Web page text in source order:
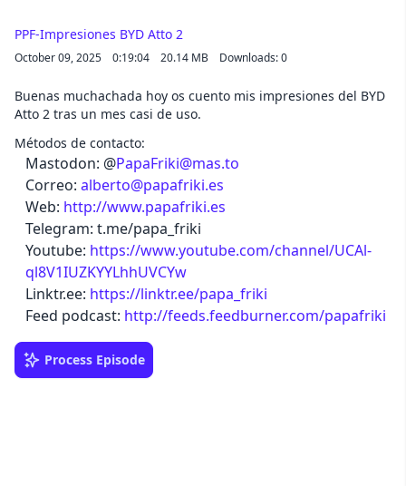
PPF-Impresiones BYD Atto 2
October 09, 2025 0:19:04 20.14 MB Downloads: 0
Buenas muchachada hoy os cuento mis impresiones del BYD
Atto 2 tras un mes casi de uso.
Métodos de contacto:
Mastodon: @PapaFriki@mas.to
Correo: alberto@papafriki.es
Web: http://www.papafriki.es
Telegram: t.me/papa_friki
Youtube: https://www.youtube.com/channel/UCAl-
ql8V1IUZKYYLhhUVCYw
Linktr.ee: https://linktr.ee/papa_friki
Feed podcast: http://feeds.feedburner.com/papafriki
Process Episode